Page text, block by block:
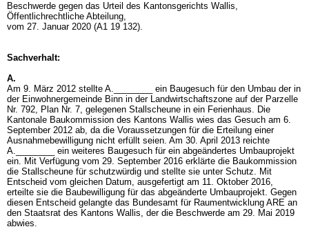
Beschwerde gegen das Urteil des Kantonsgerichts Wallis,
Öffentlichrechtliche Abteilung,
vom 27. Januar 2020 (A1 19 132).
Sachverhalt:
A.
Am 9. März 2012 stellte A.________ ein Baugesuch für den Umbau der in
der Einwohnergemeinde Binn in der Landwirtschaftszone auf der Parzelle
Nr. 792, Plan Nr. 7, gelegenen Stallscheune in ein Ferienhaus. Die
Kantonale Baukommission des Kantons Wallis wies das Gesuch am 6.
September 2012 ab, da die Voraussetzungen für die Erteilung einer
Ausnahmebewilligung nicht erfüllt seien. Am 30. April 2013 reichte
A.________ ein weiteres Baugesuch für ein abgeändertes Umbauprojekt
ein. Mit Verfügung vom 29. September 2016 erklärte die Baukommission
die Stallscheune für schutzwürdig und stellte sie unter Schutz. Mit
Entscheid vom gleichen Datum, ausgefertigt am 11. Oktober 2016,
erteilte sie die Baubewilligung für das abgeänderte Umbauprojekt. Gegen
diesen Entscheid gelangte das Bundesamt für Raumentwicklung ARE an
den Staatsrat des Kantons Wallis, der die Beschwerde am 29. Mai 2019
abwies.